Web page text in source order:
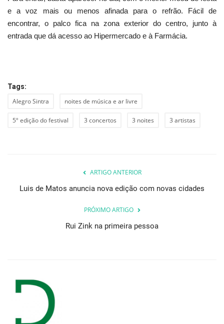
e a voz mais ou menos afinada para o refrão. Fácil de
encontrar, o palco fica na zona exterior do centro, junto à
entrada que dá acesso ao Hipermercado e à Farmácia.
Tags:
Alegro Sintra noites de música e ar livre
5º edição do festival 3 concertos 3 noites 3 artistas
ARTIGO ANTERIOR
Luis de Matos anuncia nova edição com novas cidades
PRÓXIMO ARTIGO
Rui Zink na primeira pessoa